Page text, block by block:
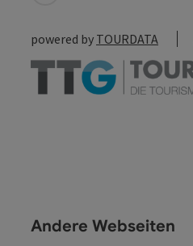
powered by TOURDATA
Andere Webseiten